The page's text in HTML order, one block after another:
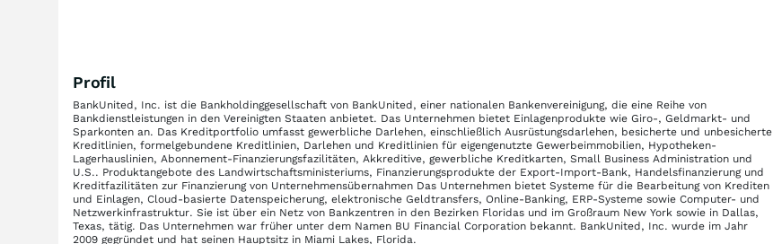
Profil
BankUnited, Inc. ist die Bankholdinggesellschaft von BankUnited, einer nationalen Bankenvereinigung, die eine Reihe von
Bankdienstleistungen in den Vereinigten Staaten anbietet. Das Unternehmen bietet Einlagenprodukte wie Giro-, Geldmarkt- und
Sparkonten an. Das Kreditportfolio umfasst gewerbliche Darlehen, einschließlich Ausrüstungsdarlehen, besicherte und unbesicherte
Kreditlinien, formelgebundene Kreditlinien, Darlehen und Kreditlinien für eigengenutzte Gewerbeimmobilien, Hypotheken-
Lagerhauslinien, Abonnement-Finanzierungsfazilitäten, Akkreditive, gewerbliche Kreditkarten, Small Business Administration und
U.S.. Produktangebote des Landwirtschaftsministeriums, Finanzierungsprodukte der Export-Import-Bank, Handelsfinanzierung und
Kreditfazilitäten zur Finanzierung von Unternehmensübernahmen Das Unternehmen bietet Systeme für die Bearbeitung von Krediten
und Einlagen, Cloud-basierte Datenspeicherung, elektronische Geldtransfers, Online-Banking, ERP-Systeme sowie Computer- und
Netzwerkinfrastruktur. Sie ist über ein Netz von Bankzentren in den Bezirken Floridas und im Großraum New York sowie in Dallas,
Texas, tätig. Das Unternehmen war früher unter dem Namen BU Financial Corporation bekannt. BankUnited, Inc. wurde im Jahr
2009 gegründet und hat seinen Hauptsitz in Miami Lakes, Florida.